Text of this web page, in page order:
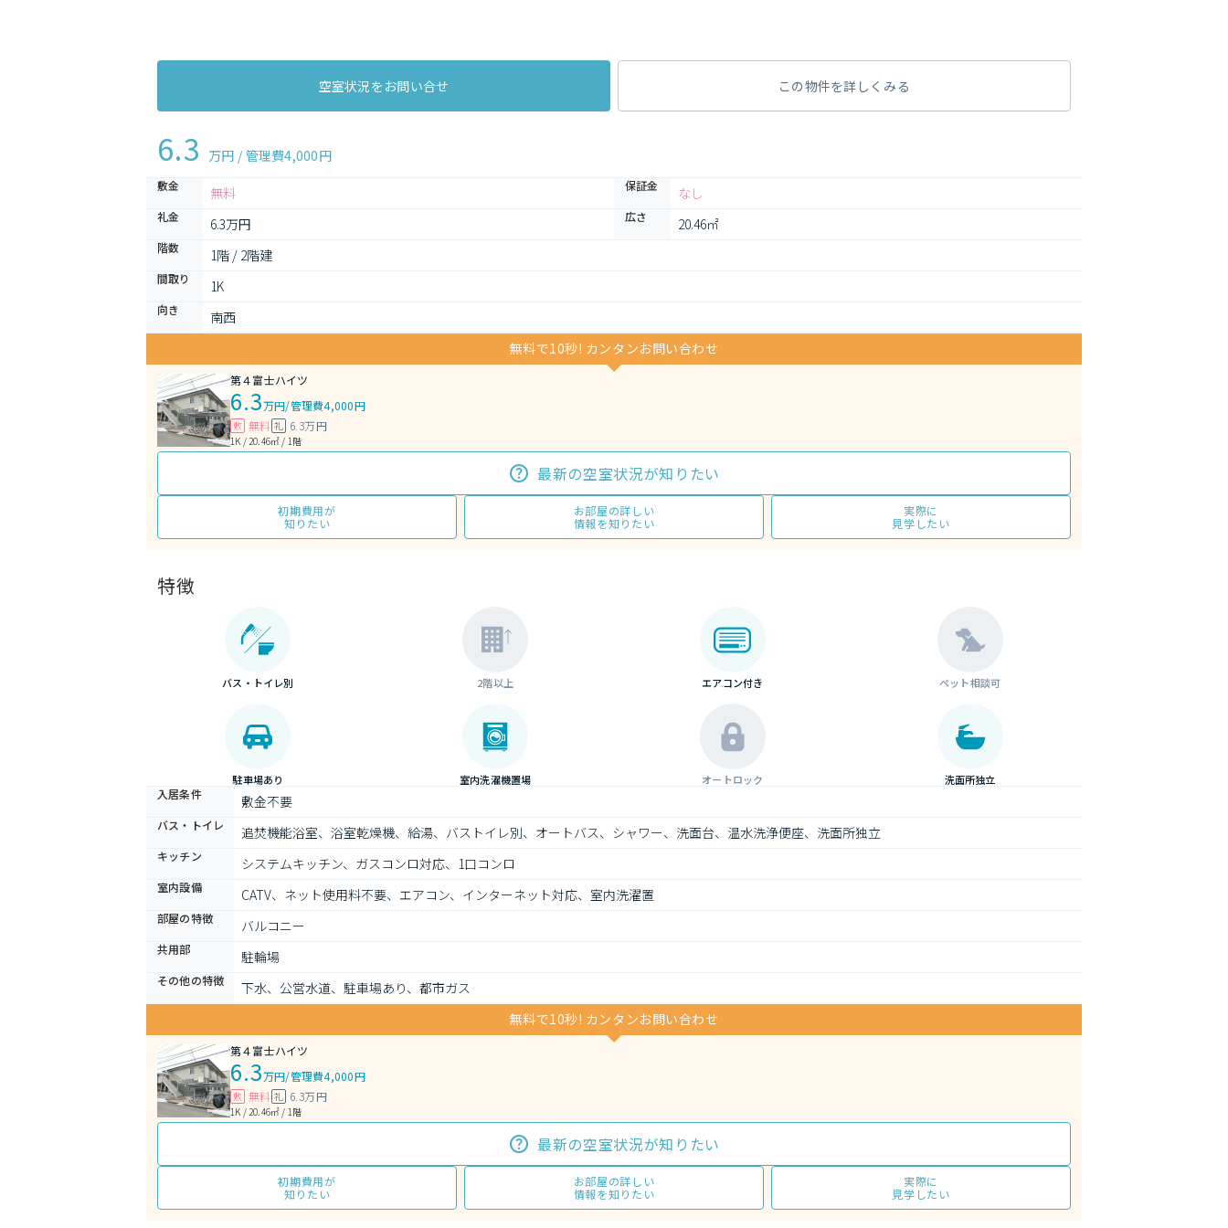
空室状況をお問い合せ この物件を詳しくみる
6.3 万円 / 管理費4,000円
敷金 無料 保証金 なし
礼金 6.3万円 広さ 20.46㎡
階数 1階 / 2階建
間取り 1K
向き
南西
無料で10秒! カンタンお問い合わせ
第４富士ハイツ
6.3万円/管理費4,000円
敷 無料 礼 6.3万円
1K / 20.46㎡ / 1階
最新の空室状況が知りたい
初期費用が
知りたい
お部屋の詳しい
情報を知りたい
実際に
見学したい
特徴
バス・トイレ別 2階以上 エアコン付き ペット相談可
駐車場あり 室内洗濯機置場 オートロック 洗面所独立
入居条件 敷金不要
バス・トイレ 追焚機能浴室、浴室乾燥機、給湯、バストイレ別、オートバス、シャワー、洗面台、温水洗浄便座、洗面所独立
キッチン システムキッチン、ガスコンロ対応、1口コンロ
室内設備 CATV、ネット使用料不要、エアコン、インターネット対応、室内洗濯置
部屋の特徴 バルコニー
共用部 駐輪場
その他の特徴
下水、公営水道、駐車場あり、都市ガス
無料で10秒! カンタンお問い合わせ
第４富士ハイツ
6.3万円/管理費4,000円
敷 無料 礼 6.3万円
1K / 20.46㎡ / 1階
最新の空室状況が知りたい
初期費用が
知りたい
お部屋の詳しい
情報を知りたい
実際に
見学したい